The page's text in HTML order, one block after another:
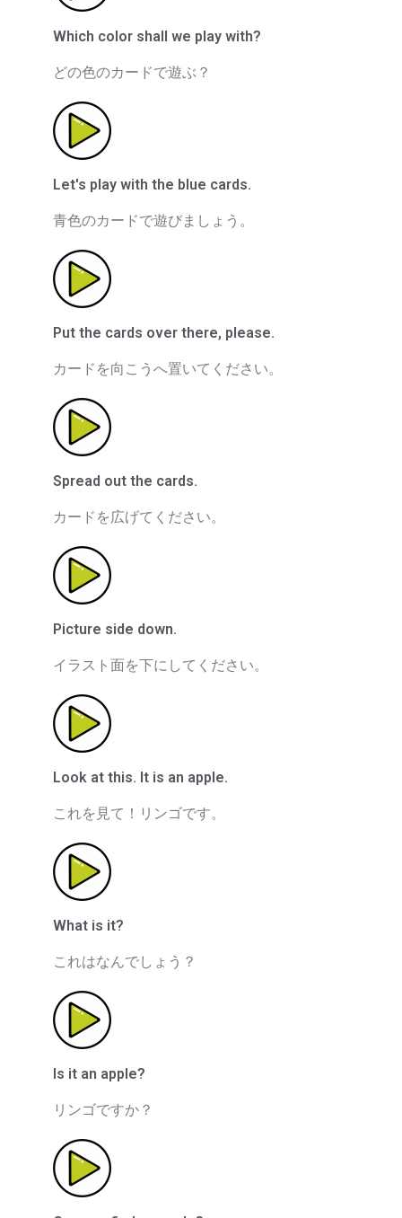
Which color shall we play with?
どの色のカードで遊ぶ？
Let's play with the blue cards.
青色のカードで遊びましょう。
Put the cards over there, please.
カードを向こうへ置いてください。
Spread out the cards.
カードを広げてください。
Picture side down.
イラスト面を下にしてください。
Look at this. It is an apple.
これを見て！リンゴです。
What is it?
これはなんでしょう？
Is it an apple?
リンゴですか？